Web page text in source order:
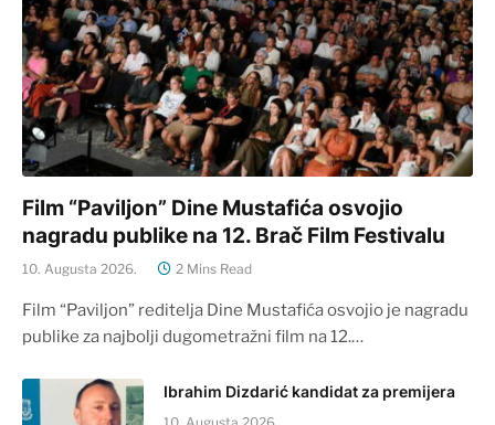
Film “Paviljon” Dine Mustafića osvojio
nagradu publike na 12. Brač Film Festivalu
10. Augusta 2026. 2 Mins Read
Film “Paviljon” reditelja Dine Mustafića osvojio je nagradu
publike za najbolji dugometražni film na 12.…
Ibrahim Dizdarić kandidat za premijera